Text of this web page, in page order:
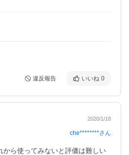
違反報告 いいね 0
2020/1/18
che********さん
から使ってみないと評価は難しい